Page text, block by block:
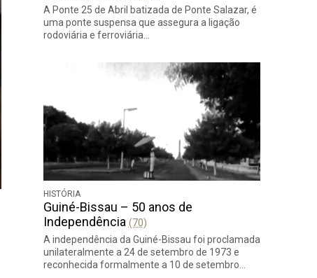
A Ponte 25 de Abril batizada de Ponte Salazar, é
uma ponte suspensa que assegura a ligação
rodoviária e ferroviária…
HISTÓRIA
Guiné-Bissau – 50 anos de
Independência (70)
A independência da Guiné-Bissau foi proclamada
unilateralmente a 24 de setembro de 1973 e
reconhecida formalmente a 10 de setembro…